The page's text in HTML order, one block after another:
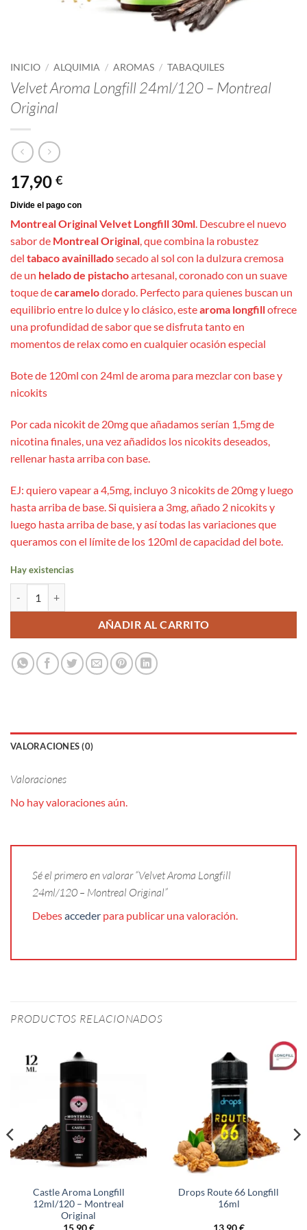
INICIO / ALQUIMIA / AROMAS / TABAQUILES
Velvet Aroma Longfill 24ml/120 – Montreal
Original
17,90 €
Montreal Original Velvet Longfill 30ml. Descubre el nuevo
sabor de Montreal Original, que combina la robustez
del tabaco avainilladosecado al sol con la dulzura cremosa
de un helado de pistachoartesanal, coronado con un suave
toque decaramelodorado. Perfecto para quienes buscan un
equilibrio entre lo dulce y lo clásico, estearoma longfillofrece
una profundidad de sabor que se disfruta tanto en
momentos de relax como en cualquier ocasión especial
Bote de 120ml con 24ml de aroma para mezclar con base y
nicokits
Por cada nicokit de 20mg que añadamos serían 1,5mg de
nicotina finales, una vez añadidos los nicokits deseados,
rellenar hasta arriba con base.
EJ: quiero vapear a 4,5mg, incluyo 3 nicokits de 20mg y luego
hasta arriba de base. Si quisiera a 3mg, añado 2 nicokits y
luego hasta arriba de base, y así todas las variaciones que
queramos con el límite de los 120ml de capacidad del bote.
Hay existencias
AÑADIR AL CARRITO
VALORACIONES (0)
Valoraciones
No hay valoraciones aún.
Sé el primero en valorar “Velvet Aroma Longfill
24ml/120 – Montreal Original”
Debesacceder para publicar una valoración.
PRODUCTOS RELACIONADOS
Castle Aroma Longfill
12ml/120 – Montreal
Original
Drops Route 66 Longfill
16ml